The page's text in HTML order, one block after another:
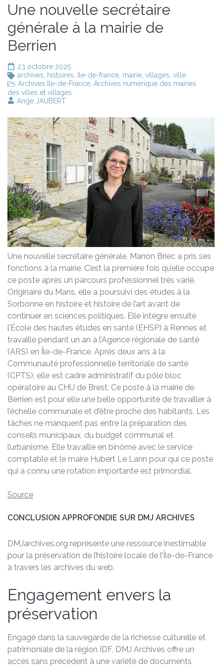
Une nouvelle secrétaire
générale à la mairie de
Berrien
23 octobre 2025
archives
histoires Ile-de-france mairie villages ville
Archives Ile-de-France Archives numérique des mairies
des villes et villages
Ange JAUBERT
Une nouvelle secrétaire générale, Manon Briec a pris ses
fonctions à la mairie. C’est la première fois qu’elle occupe
ce poste après un parcours professionnel très varié.
Originaire du Mans, elle a poursuivi des études à la
Sorbonne en histoire et histoire de l’art avant de
continuer en sciences politiques. Elle intègre ensuite
l’École des hautes études en santé (EHSP) à Rennes et
travaille pendant un an à l’Agence régionale de santé
(ARS) en Île-de-France. Après deux ans à la
Communauté professionnelle territoriale de santé
(CPTS), elle est cadre administratif du pôle bloc
opératoire au CHU de Brest. Ce poste à la mairie de
Berrien est pour elle une belle opportunité de travailler à
l’échelle communale et d’être proche des habitants. Les
tâches ne manquent pas entre la préparation des
conseils municipaux, du budget communal et
l’urbanisme. Elle travaille en binôme avec le service
comptable et le maire Hubert Le Lann pour qui ce poste
qui a connu une rotation importante est primordial.
Source
CONCLUSION APPROFONDIE SUR DMJ ARCHIVES
DMJarchives.org représente une ressource inestimable
pour la préservation de l’histoire locale de l’Île-de-France
à travers les archives du web.
Engagement envers la
préservation
Engagé dans la sauvegarde de la richesse culturelle et
patrimoniale de la région IDF, DMJ Archives offre un
accès sans précédent à une variété de documents